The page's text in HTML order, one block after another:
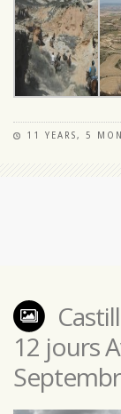
11 YEARS, 5
12 jours